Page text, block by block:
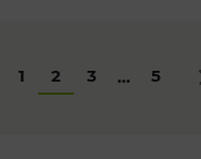
1 2 3 ... 5